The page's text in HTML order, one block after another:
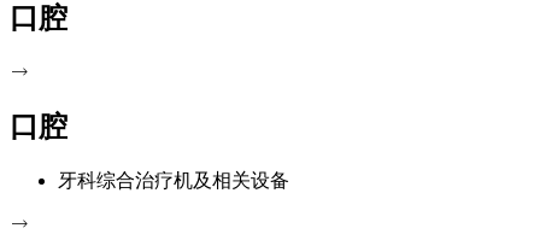
口腔
口腔
牙科综合治疗机及相关设备